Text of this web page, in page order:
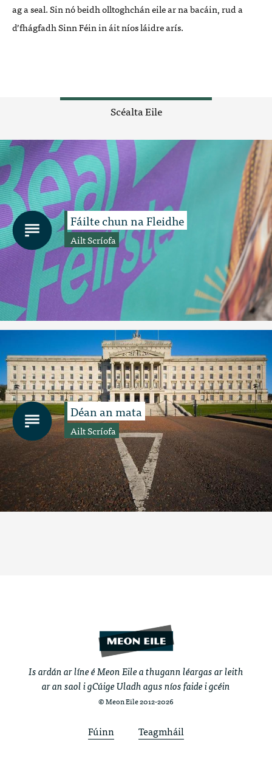
ag a seal. Sin nó beidh olltoghchán eile ar na bacáin, rud a
d’fhágfadh Sinn Féin in áit níos láidre arís.
Scéalta Eile
Fáilte chun na Fleidhe
Ailt Scríofa
Déan an mata
Ailt Scríofa
Is ardán ar líne é Meon Eile a thugann léargas ar leith
ar an saol i gCúige Uladh agus níos faide i gcéin
© Meon Eile 2012-2026
Fúinn Teagmháil